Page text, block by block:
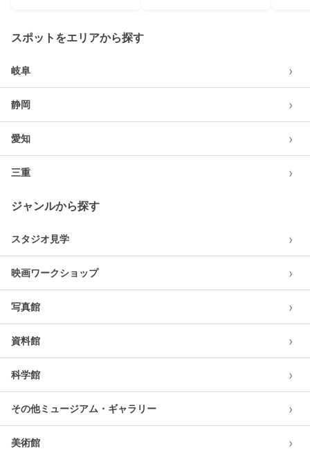
スポットをエリアから探す
岐阜 ›
静岡 ›
愛知 ›
三重 ›
ジャンルから探す
スタジオ見学 ›
映画ワークショップ ›
写真館 ›
資料館 ›
科学館 ›
その他ミュージアム・ギャラリー ›
美術館 ›